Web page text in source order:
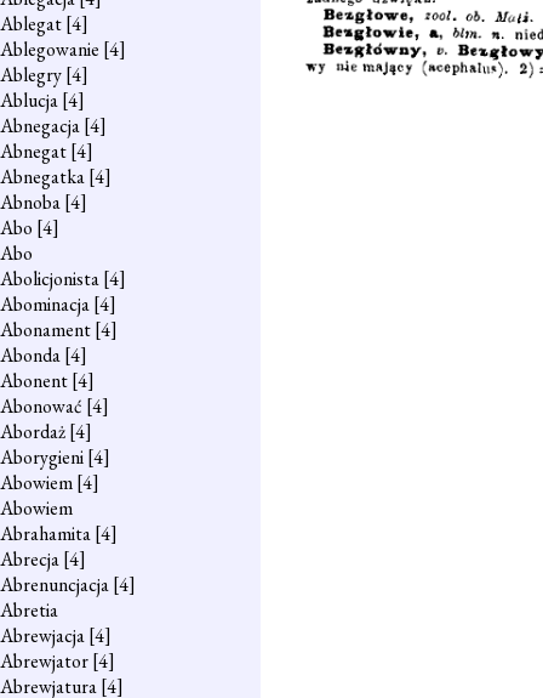
Ablegat[4]
Ablegowanie [4]
Ablegry[4]
Ablucja[4]
Abnegacja[4]
Abnegat[4]
Abnegatka[4]
Abnoba[4]
Abo [4]
Abo
Abolicjonista[4]
Abominacja[4]
Abonament[4]
Abonda[4]
Abonent[4]
Abonować [4]
Abordaż[4]
Aborygieni[4]
Abowiem[4]
Abowiem
Abrahamita[4]
Abrecja[4]
Abrenuncjacja[4]
Abretia
Abrewjacja[4]
Abrewjator[4]
Abrewjatura[4]